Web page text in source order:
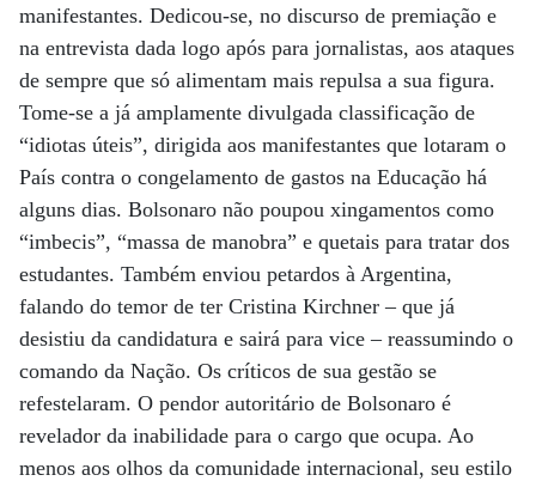
manifestantes. Dedicou-se, no discurso de premiação e
na entrevista dada logo após para jornalistas, aos ataques
de sempre que só alimentam mais repulsa a sua figura.
Tome-se a já amplamente divulgada classificação de
“idiotas úteis”, dirigida aos manifestantes que lotaram o
País contra o congelamento de gastos na Educação há
alguns dias. Bolsonaro não poupou xingamentos como
“imbecis”, “massa de manobra” e quetais para tratar dos
estudantes. Também enviou petardos à Argentina,
falando do temor de ter Cristina Kirchner – que já
desistiu da candidatura e sairá para vice – reassumindo o
comando da Nação. Os críticos de sua gestão se
refestelaram. O pendor autoritário de Bolsonaro é
revelador da inabilidade para o cargo que ocupa. Ao
menos aos olhos da comunidade internacional, seu estilo